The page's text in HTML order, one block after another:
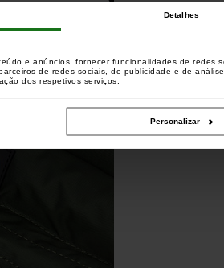
Detalhes
e anúncios, fornecer funcionalidades de redes
de redes sociais, de publicidade e de
dos respetivos serviços.
Personalizar